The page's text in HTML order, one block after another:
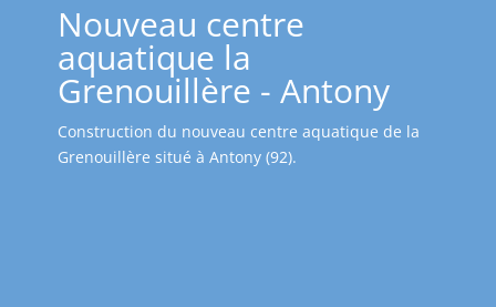
Nouveau centre
aquatique la
Grenouillère - Antony
Construction du nouveau centre aquatique de la
Grenouillère situé à Antony (92).